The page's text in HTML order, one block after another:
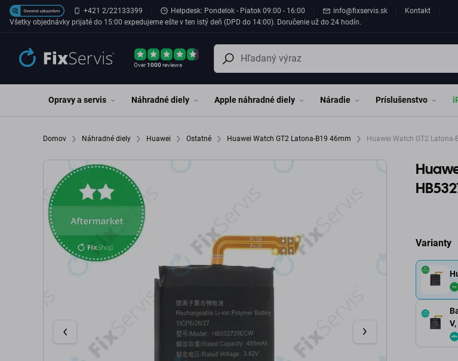
Preskočiť na hlavný obsah+421 2/22133399 Helpdesk: Pondelok - Piatok 09:00 - 16:00 info@fixservis.sk
Kontakt
Všetky objednávky prijaté do 15:00 expedujeme ešte v ten istý deň (DPD do 14:00). Doručenie už do 24 hodín.
Over1000reviews
Opravy a servis Náhradné diely Apple náhradné diely Náradie Príslušenstvo
Domov Náhradné diely Huawei Ostatné Huawei Watch GT2 Latona-B19 46mm Huawei Watch GT2
Varianty